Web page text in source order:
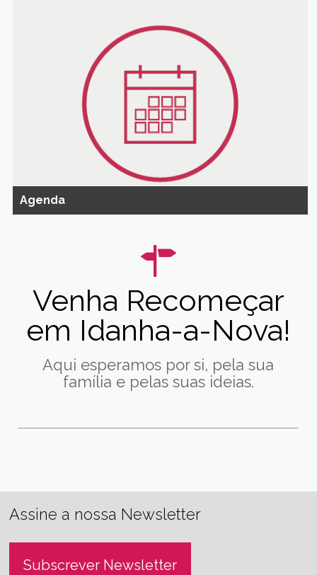
Agenda
Venha Recomeçar
em Idanha-a-Nova!
Aqui esperamos por si, pela sua
família e pelas suas ideias.
Assine a nossa Newsletter
Subscrever Newsletter